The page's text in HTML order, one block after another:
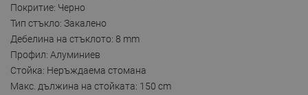
Покритие: Черно
Тип стъкло: Закалено
Дебелина на стъклото: 8 mm
Профил: Алуминиев
Стойка: Неръждаема стомана
Макс. дължина на стойката: 150 cm